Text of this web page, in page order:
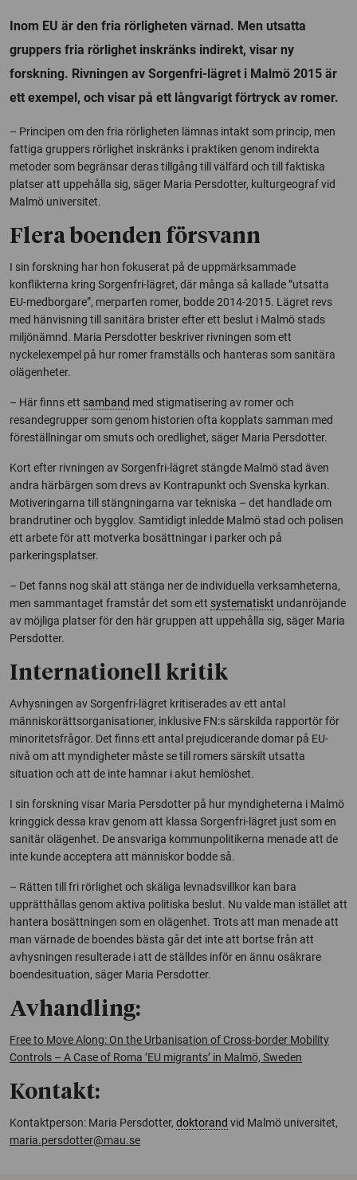
Inom EU är den fria rörligheten värnad. Men utsatta
gruppers fria rörlighet inskränks indirekt, visar ny
forskning. Rivningen av Sorgenfri-lägret i Malmö 2015 är
ett exempel, och visar på ett långvarigt förtryck av romer.
– Principen om den fria rörligheten lämnas intakt som princip, men
fattiga gruppers rörlighet inskränks i praktiken genom indirekta
metoder som begränsar deras tillgång till välfärd och till faktiska
platser att uppehålla sig, säger Maria Persdotter, kulturgeograf vid
Malmö universitet.
Flera boenden försvann
I sin forskning har hon fokuserat på de uppmärksammade
konflikterna kring Sorgenfri-lägret, där många så kallade ”utsatta
EU-medborgare”, merparten romer, bodde 2014-2015. Lägret revs
med hänvisning till sanitära brister efter ett beslut i Malmö stads
miljönämnd. Maria Persdotter beskriver rivningen som ett
nyckelexempel på hur romer framställs och hanteras som sanitära
olägenheter.
– Här finns ett samband med stigmatisering av romer och
resandegrupper som genom historien ofta kopplats samman med
föreställningar om smuts och oredlighet, säger Maria Persdotter.
Kort efter rivningen av Sorgenfri-lägret stängde Malmö stad även
andra härbärgen som drevs av Kontrapunkt och Svenska kyrkan.
Motiveringarna till stängningarna var tekniska – det handlade om
brandrutiner och bygglov. Samtidigt inledde Malmö stad och polisen
ett arbete för att motverka bosättningar i parker och på
parkeringsplatser.
– Det fanns nog skäl att stänga ner de individuella verksamheterna,
men sammantaget framstår det som ett systematiskt undanröjande
av möjliga platser för den här gruppen att uppehålla sig, säger Maria
Persdotter.
Internationell kritik
Avhysningen av Sorgenfri-lägret kritiserades av ett antal
människorättsorganisationer, inklusive FN:s särskilda rapportör för
minoritetsfrågor. Det finns ett antal prejudicerande domar på EU-
nivå om att myndigheter måste se till romers särskilt utsatta
situation och att de inte hamnar i akut hemlöshet.
I sin forskning visar Maria Persdotter på hur myndigheterna i Malmö
kringgick dessa krav genom att klassa Sorgenfri-lägret just som en
sanitär olägenhet. De ansvariga kommunpolitikerna menade att de
inte kunde acceptera att människor bodde så.
– Rätten till fri rörlighet och skäliga levnadsvillkor kan bara
upprätthållas genom aktiva politiska beslut. Nu valde man istället att
hantera bosättningen som en olägenhet. Trots att man menade att
man värnade de boendes bästa går det inte att bortse från att
avhysningen resulterade i att de ställdes inför en ännu osäkrare
boendesituation, säger Maria Persdotter.
Avhandling:
Free to Move Along: On the Urbanisation of Cross-border Mobility
Controls – A Case of Roma ’EU migrants’ in Malmö, Sweden
Kontakt:
Kontaktperson: Maria Persdotter, doktorand vid Malmö universitet,
maria.persdotter@mau.se